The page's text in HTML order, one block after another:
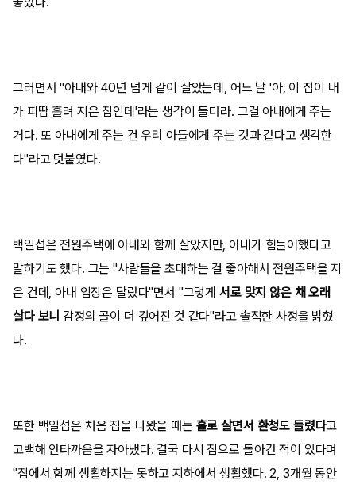
그러면서 "아내와 40년 넘게 같이 살았는데, 어느 날 '아, 이 집이 내
가 피땀 흘려 지은 집인데'라는 생각이 들더라. 그걸 아내에게 주는
거다. 또 아내에게 주는 건 우리 아들에게 주는 것과 같다고 생각한
다"라고 덧붙였다.
백일섭은 전원주택에 아내와 함께 살았지만, 아내가 힘들어했다고
말하기도 했다. 그는 "사람들을 초대하는 걸 좋아해서 전원주택을 지
은 건데, 아내 입장은 달랐다"면서 "그렇게 서로 맞지 않은 채 오래
살다 보니 감정의 골이 더 깊어진 것 같다"라고 솔직한 사정을 밝혔
다.
또한 백일섭은 처음 집을 나왔을 때는 홀로 살면서 환청도 들렸다고
고백해 안타까움을 자아냈다. 결국 다시 집으로 돌아간 적이 있다며
"집에서 함께 생활하지는 못하고 지하에서 생활했다. 2, 3개월 동안